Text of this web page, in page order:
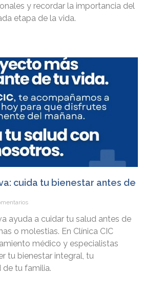
y recordar la importancia del
etapa de la vida.
cuida tu bienestar antes de
ayuda a cuidar tu salud antes de
o molestias. En Clínica CIC
médico y especialistas
tu bienestar integral, tu
de tu familia.